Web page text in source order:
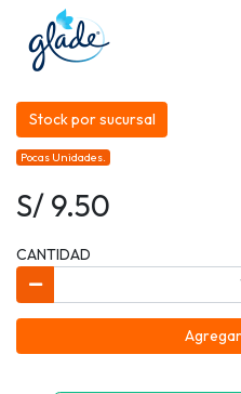
Stock por sucursal
Pocas Unidades.
S/ 9.50
CANTIDAD